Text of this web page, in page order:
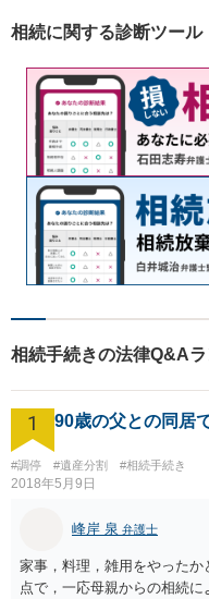
やす
ので
い。
相続に関する診断ツール
相続手続きの法律Q&A
1 90歳の父との同居
#調停 #遺産分割 #相続手続き
2018年5月9日
峰岸 泉 弁護士
家事，料理，雑用をやった
点で，一応母親からの相続